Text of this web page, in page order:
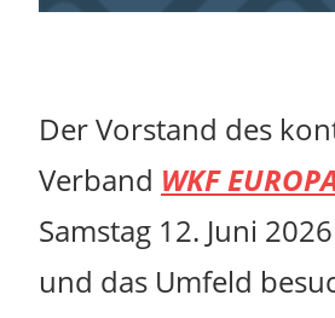
Der Vorstand des
Verband WKF
Samstag 12. Juni
und das Umfeld